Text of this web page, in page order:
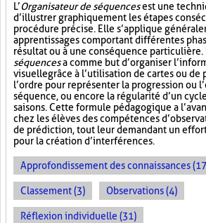
L’Organisateur de séquencesest une
d’illustrer graphiquement les étapes
procédure précise. Elle s’applique
apprentissages comportant différentes
résultat ou à une conséquence particulière.
séquencesa comme but d’organiser
visuellegrâce à l’utilisation de cartes ou de
l’ordre pour représenter la progression ou
séquence, ou encore la régularité d’un
saisons. Cette formule pédagogique a
chez les élèves des compétences
de prédiction, tout leur demandant un
pour la création d’interférences.
Approfondissement des connaissances
Classement (3) Observations (4)
Réflexion individuelle (31)